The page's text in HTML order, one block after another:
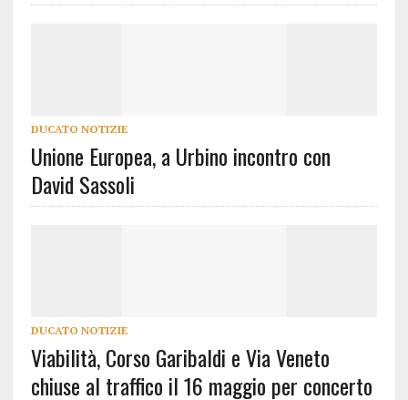
DUCATO NOTIZIE
Unione Europea, a Urbino incontro con
David Sassoli
DUCATO NOTIZIE
Viabilità, Corso Garibaldi e Via Veneto
chiuse al traffico il 16 maggio per concerto